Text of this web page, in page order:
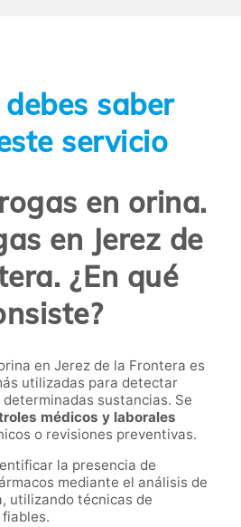
saber
servicio
en orina.
en Jerez de
¿En qué
en Jerez de la Frontera es
utilizadas para detectar
sustancias. Se
médicos y laborales
o revisiones preventivas.
la presencia de
mediante el análisis de
utilizando técnicas de